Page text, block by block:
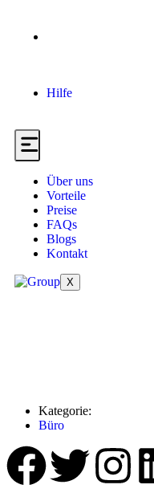
Hilfe
Über uns
Vorteile
Preise
FAQs
Blogs
Kontakt
X
Kategorie:
Büro